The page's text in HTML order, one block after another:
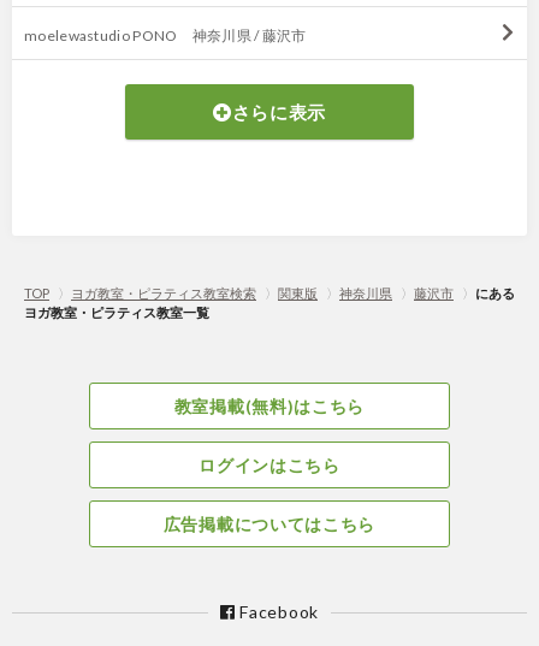
moelewastudio PONO 神奈川県 / 藤沢市
さらに表示
TOP 〉 ヨガ教室・ピラティス教室検索 〉 関東版 〉 神奈川県 〉 藤沢市 〉 にある
ヨガ教室・ピラティス教室一覧
教室掲載(無料)はこちら
ログインはこちら
広告掲載についてはこちら
Facebook